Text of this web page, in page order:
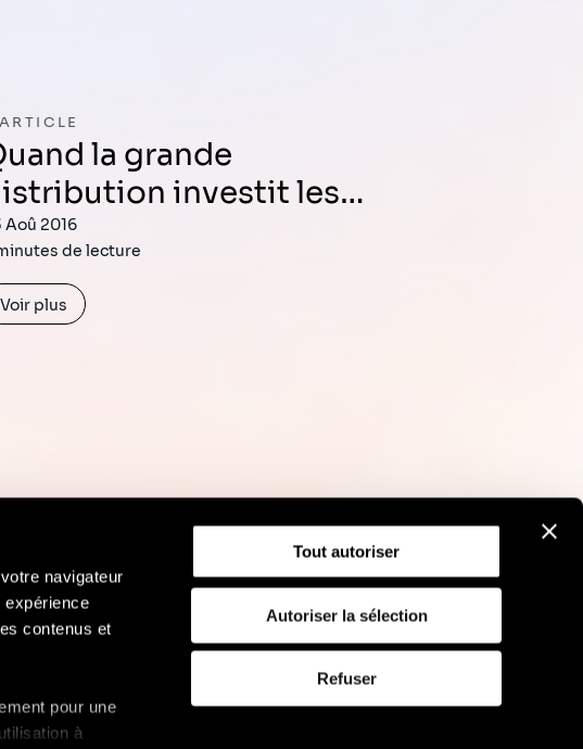
navigateur
expérience
contenus et
pour une
à
Tout autoriser
Autoriser la sélection
Refuser
ARTICLE
investit les…
Aoû 2016
de lecture
Voir plus
Politique d'utilisation des cookies